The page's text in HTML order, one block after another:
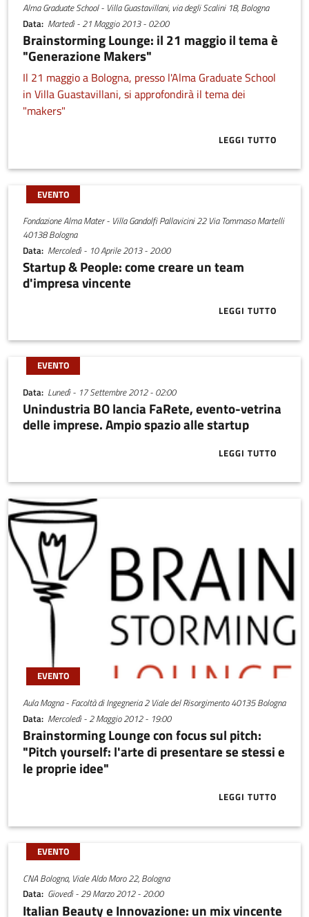
Alma Graduate School - Villa Guastavillani, via degli Scalini 18, Bologna
Data Martedì - 21 Maggio 2013 - 02:00
Brainstorming Lounge: il 21 maggio il tema è
"Generazione Makers"
Il 21 maggio a Bologna, presso l'Alma Graduate School
in Villa Guastavillani, si approfondirà il tema dei
"makers"
LEGGI TUTTO
ABOUT
EVENTO
Fondazione Alma Mater - Villa Gandolfi Pallavicini 22 Via Tommaso Martelli
40138 Bologna
Data Mercoledì - 10 Aprile 2013 - 20:00
Startup & People: come creare un team
d'impresa vincente
LEGGI TUTTO
ABOUT
EVENTO
Data Lunedì - 17 Settembre 2012 - 02:00
Unindustria BO lancia FaRete, evento-vetrina
delle imprese. Ampio spazio alle startup
LEGGI TUTTO
ABOUT
EVENTO
Aula Magna - Facoltà di Ingegneria 2 Viale del Risorgimento 40135 Bologna
Data Mercoledì - 2 Maggio 2012 - 19:00
Brainstorming Lounge con focus sul pitch:
"Pitch yourself: l'arte di presentare se stessi e
le proprie idee"
LEGGI TUTTO
ABOUT
EVENTO
CNA Bologna, Viale Aldo Moro 22, Bologna
Data Giovedì - 29 Marzo 2012 - 20:00
Italian Beauty e Innovazione: un mix vincente